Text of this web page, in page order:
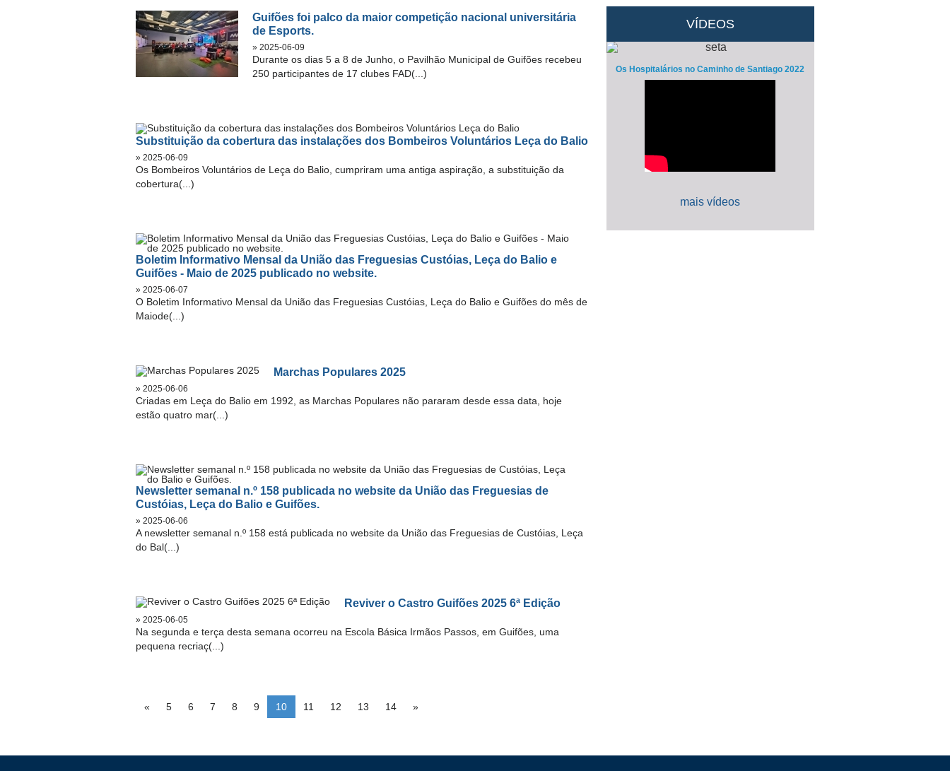
Guifões foi palco da maior competição nacional universitária
de Esports.
» 2025-06-09
Durante os dias 5 a 8 de Junho, o Pavilhão Municipal de Guifões recebeu
250 participantes de 17 clubes FAD(...)
Substituição da cobertura das instalações dos Bombeiros Voluntários Leça do Balio
» 2025-06-09
Os Bombeiros Voluntários de Leça do Balio, cumpriram uma antiga aspiração, a substituição da
cobertura(...)
Boletim Informativo Mensal da União das Freguesias Custóias, Leça do Balio e
Guifões - Maio de 2025 publicado no website.
» 2025-06-07
O Boletim Informativo Mensal da União das Freguesias Custóias, Leça do Balio e Guifões do mês de
Maiode(...)
Marchas Populares 2025
» 2025-06-06
Criadas em Leça do Balio em 1992, as Marchas Populares não pararam desde essa data, hoje
estão quatro mar(...)
Newsletter semanal n.º 158 publicada no website da União das Freguesias de
Custóias, Leça do Balio e Guifões.
» 2025-06-06
A newsletter semanal n.º 158 está publicada no website da União das Freguesias de Custóias, Leça
do Bal(...)
Reviver o Castro Guifões 2025 6ª Edição
» 2025-06-05
Na segunda e terça desta semana ocorreu na Escola Básica Irmãos Passos, em Guifões, uma
pequena recriaç(...)
« 5 6 7 8 9 10 11 12 13 14 »
VÍDEOS
Os Hospitalários no Caminho de Santiago 2022
mais vídeos